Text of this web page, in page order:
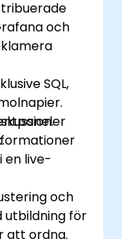
och
SQL,
och
en live-
utbildning för
att ordna.